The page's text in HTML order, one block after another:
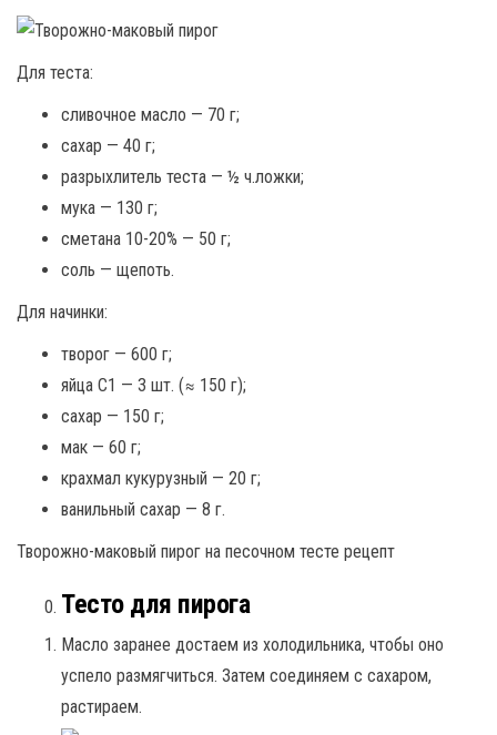
Для теста:
сливочное масло — 70 г;
сахар — 40 г;
разрыхлитель теста — ½ ч.ложки;
мука — 130 г;
сметана 10-20% — 50 г;
соль — щепоть.
Для начинки:
творог — 600 г;
яйца С1 — 3 шт. (≈ 150 г);
сахар — 150 г;
мак — 60 г;
крахмал кукурузный — 20 г;
ванильный сахар — 8 г.
Творожно-маковый пирог на песочном тесте рецепт
Тесто для пирога
Масло заранее достаем из холодильника, чтобы оно
успело размягчиться. Затем соединяем с сахаром,
растираем.